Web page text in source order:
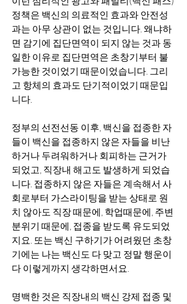
정책은 백신의 의료적인 효과와 안전성
과는 아무 상관이 없는 것입니다. 왜냐하
면 감기에 집단면역이 되지 않는 것과 동
일한 이유로 집단면역은 초창기부터 불
가능한 것이었기 때문이었습니다. 그리
고 항체의 효과도 단기적이었기 때문입
니다.
정부의 선전선동 이후, 백신을 접종한 자
들이 백신을 접종하지 않은 자들을 비난
하거나 두려워하거나 회피하는 근거가
되었고, 직장내 해고도 발생하게 되었습
니다. 접종하지 않은 자들은 계속해서 사
회로부터 가스라이팅을 받는 상태로 원
치 않아도 직장 때문에, 학업때문에, 주변
분위기 때문에, 접종을 받도록 유도되었
지요. 또는 백신 구하기가 어려웠던 초창
기에는 나는 백신도 다 맞고 정말 행운이
다 이렇게까지 생각하면서요.
명백한 것은 직장내의 백신 강제 접종 및